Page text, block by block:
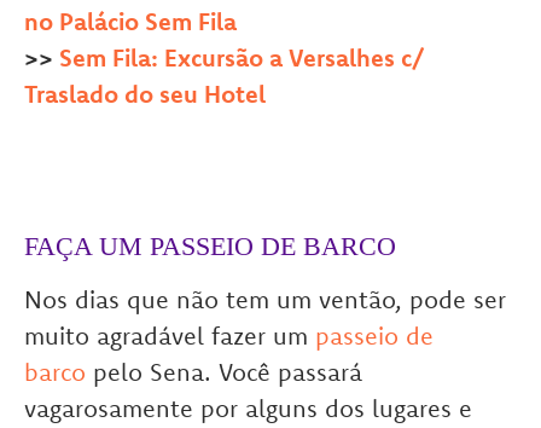
no Palácio Sem Fila
>> Sem Fila: Excursão a Versalhes c/
Traslado do seu Hotel
FAÇA UM PASSEIO DE BARCO
Nos dias que não tem um ventão, pode ser
muito agradável fazer um passeio de
barco pelo Sena. Você passará
vagarosamente por alguns dos lugares e